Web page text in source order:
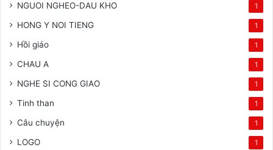
NGUOI NGHEO-DAU KHO 1
HONG Y NOI TIENG 1
Hồi giáo 1
CHAU A 1
NGHE SI CONG GIAO 1
Tinh than 1
Câu chuyện 1
LOGO 1